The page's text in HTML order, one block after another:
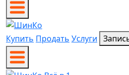
Купить Продать Услуги